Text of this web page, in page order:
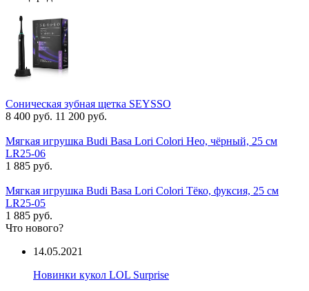
Соническая зубная щетка SEYSSO
8 400 руб. 11 200 руб.
Мягкая игрушка Budi Basa Lori Colori Нео, чёрный, 25 см
LR25-06
1 885 руб.
Мягкая игрушка Budi Basa Lori Colori Тёко, фуксия, 25 см
LR25-05
1 885 руб.
Что нового?
14.05.2021
Новинки кукол LOL Surprise